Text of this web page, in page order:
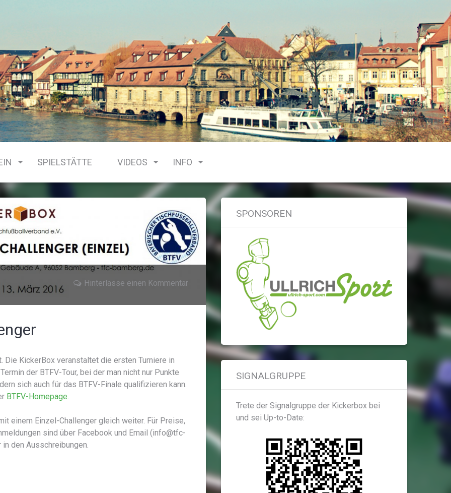
SPIELSTÄTTE VIDEOS INFO
Hinterlasse einen Kommentar
KickerBox veranstaltet die ersten Turniere in
der BTFV-Tour, bei der man nicht nur Punkte
sich auch für das BTFV-Finale qualifizieren kann.
BTFV-Homepage
einem Einzel-Challenger gleich weiter. Für Preise,
sind über Facebook und Email (info@tfc-
den Ausschreibungen.
SPONSOREN
SIGNALGRUPPE
Trete der Signalgruppe der Kickerbox bei
und sei Up-to-Date: